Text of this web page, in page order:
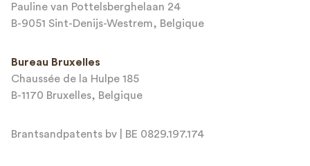
Adresse email*
Message*
Pauline van Pottelsberghelaan 24
B-9051 Sint-Denijs-Westrem, Belgique
Bureau Bruxelles
Chaussée de la Hulpe 185
B-1170 Bruxelles, Belgique
Brantsandpatents bv | BE 0829.197.174